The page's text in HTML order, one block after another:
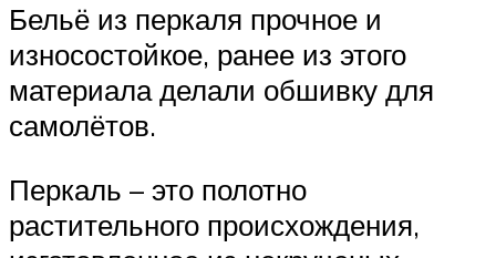
Бельё из перкаля прочное и
износостойкое, ранее из этого
материала делали обшивку для
самолётов.
Перкаль – это полотно
растительного происхождения,